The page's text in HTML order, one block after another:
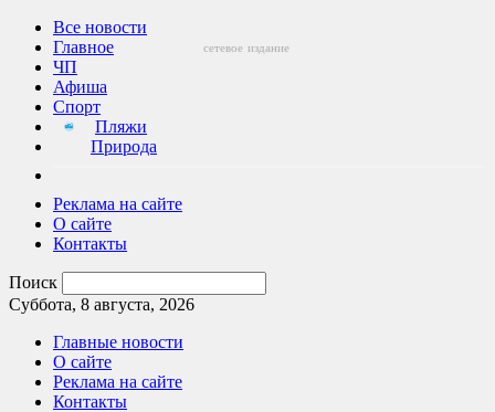
Все новости
Главное
ЧП
Афиша
Спорт
Пляжи
Природа
Реклама на сайте
О сайте
Контакты
Поиск
Суббота, 8 августа, 2026
Главные новости
О сайте
Реклама на сайте
Контакты
сетевое издание